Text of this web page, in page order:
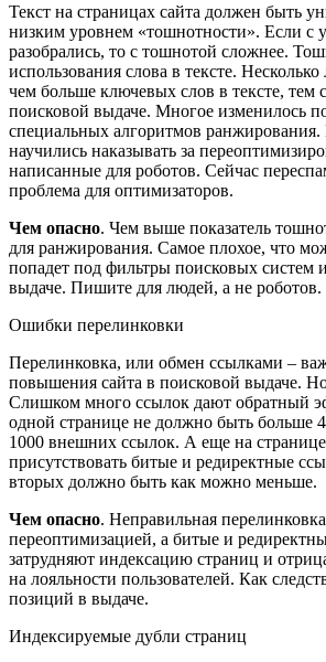
Текст на страницах сайта должен быть
низким уровнем «тошнотности». Если с
разобрались, то с тошнотой сложнее.
использования слова в тексте. Несколько
чем больше ключевых слов в тексте, тем
поисковой выдаче. Многое изменилось
специальных алгоритмов
научились наказывать за
написанные для роботов. Сейчас
проблема для оптимизаторов.
Чем опасно. Чем выше показатель
для ранжирования. Самое плохое, что
попадет под фильтры поисковых систем
выдаче. Пишите для людей, а не роботов.
Ошибки перелинковки
Перелинковка, или обмен ссылками –
повышения сайта в поисковой выдаче.
Слишком много ссылок дают обратный
одной странице не должно быть больше
1000 внешних ссылок. А еще на
присутствовать битые и редиректные
вторых должно быть как можно меньше.
Чем опасно. Неправильная
переоптимизацией, а битые и
затрудняют индексацию страниц и
на лояльности пользователей. Как
позиций в выдаче.
Индексируемые дубли страниц